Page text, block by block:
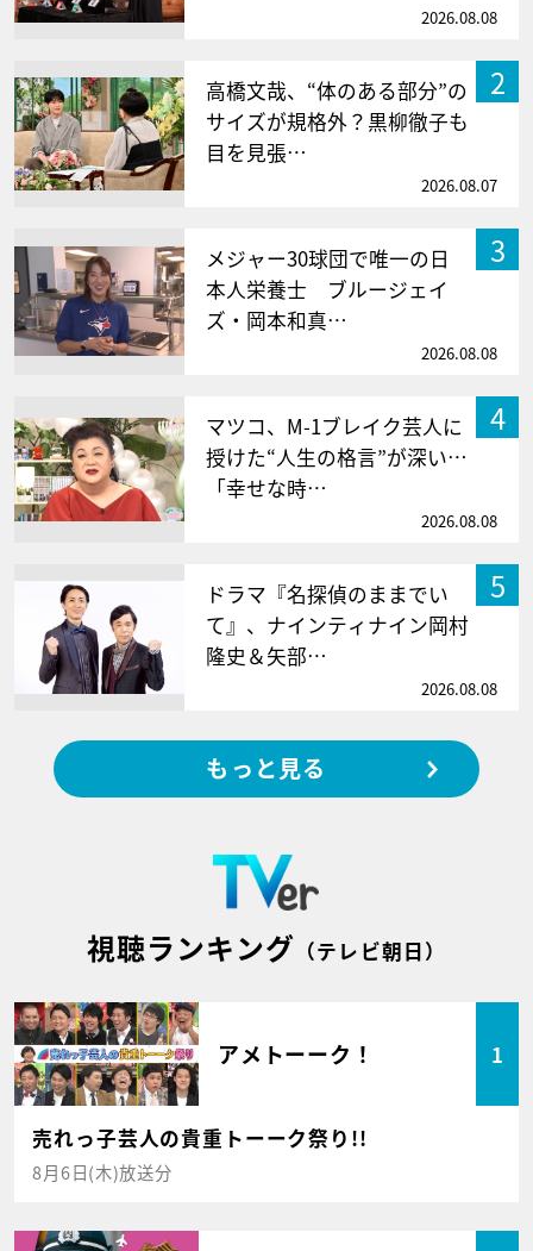
2026.08.08
2
高橋文哉、“体のある部分”の
サイズが規格外？黒柳徹子も
目を見張…
2026.08.07
3
メジャー30球団で唯一の日
本人栄養士 ブルージェイ
ズ・岡本和真…
2026.08.08
4
マツコ、M-1ブレイク芸人に
授けた“人生の格言”が深い…
「幸せな時…
2026.08.08
5
ドラマ『名探偵のままでい
て』、ナインティナイン岡村
隆史＆矢部…
2026.08.08
もっと見る
視聴ランキング （テレビ朝日）
アメトーーク！ 1
売れっ子芸人の貴重トーーク祭り!!
8月6日(木)放送分